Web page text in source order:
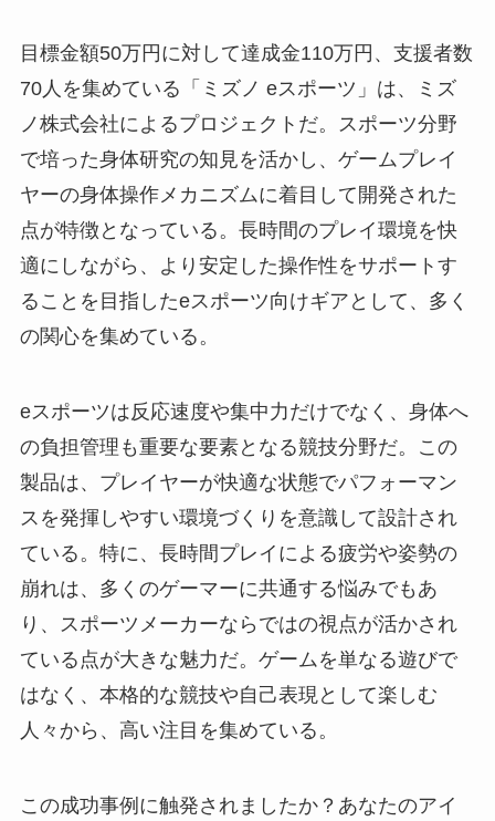
目標金額50万円に対して達成金110万円、支援者数
70人を集めている「ミズノ eスポーツ」は、ミズ
ノ株式会社によるプロジェクトだ。スポーツ分野
で培った身体研究の知見を活かし、ゲームプレイ
ヤーの身体操作メカニズムに着目して開発された
点が特徴となっている。長時間のプレイ環境を快
適にしながら、より安定した操作性をサポートす
ることを目指したeスポーツ向けギアとして、多く
の関心を集めている。
eスポーツは反応速度や集中力だけでなく、身体へ
の負担管理も重要な要素となる競技分野だ。この
製品は、プレイヤーが快適な状態でパフォーマン
スを発揮しやすい環境づくりを意識して設計され
ている。特に、長時間プレイによる疲労や姿勢の
崩れは、多くのゲーマーに共通する悩みでもあ
り、スポーツメーカーならではの視点が活かされ
ている点が大きな魅力だ。ゲームを単なる遊びで
はなく、本格的な競技や自己表現として楽しむ
人々から、高い注目を集めている。
この成功事例に触発されましたか？あなたのアイ